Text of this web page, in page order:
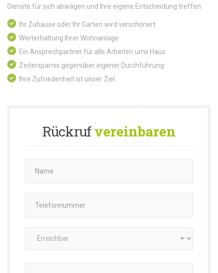
Dienste für sich abwägen und Ihre eigene Entscheidung treffen.
Ihr Zuhause oder Ihr Garten wird verschönert
Werterhaltung Ihrer Wohnanlage
Ein Ansprechpartner für alle Arbeiten ums Haus
Zeitersparnis gegenüber eigener Durchführung
Ihre Zufriedenheit ist unser Ziel
Rückrufvereinbaren